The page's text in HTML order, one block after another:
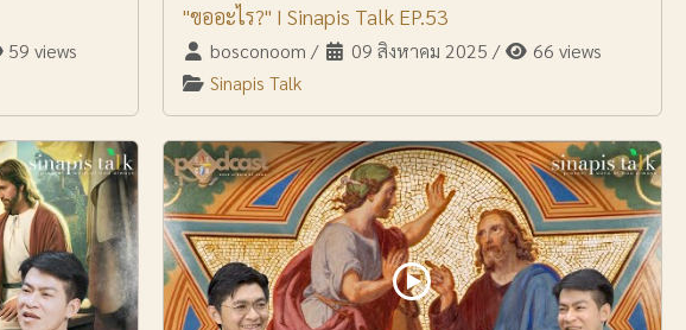
59 views
"ขออะไร?" I Sinapis Talk EP.53
bosconoom / 09 สิงหาคม 2025 /
66 views
Sinapis Talk